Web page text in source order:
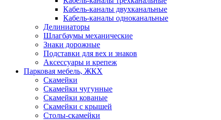
Кабель-каналы двухканальные
Кабель-каналы одноканальные
Делиниаторы
Шлагбаумы механические
Знаки дорожные
Подставки для вех и знаков
Аксессуары и крепеж
Парковая мебель, ЖКХ
Скамейки
Скамейки чугунные
Скамейки кованые
Скамейки с крышей
Столы-скамейки